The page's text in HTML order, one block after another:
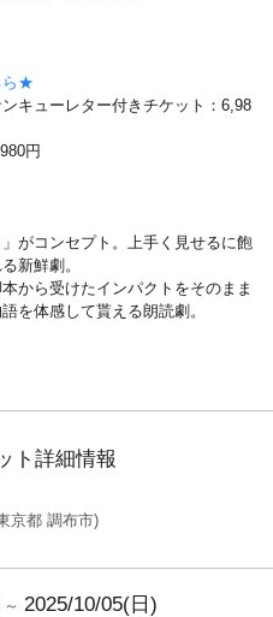
ら★
キューレター付きチケット：6,98
円
がコンセプト。上手く見せるに飽
新鮮劇。
から受けたインパクトをそのまま
を体感して貰える朗読劇。
ト詳細情報
京都 調布市)
2025/10/05(日)